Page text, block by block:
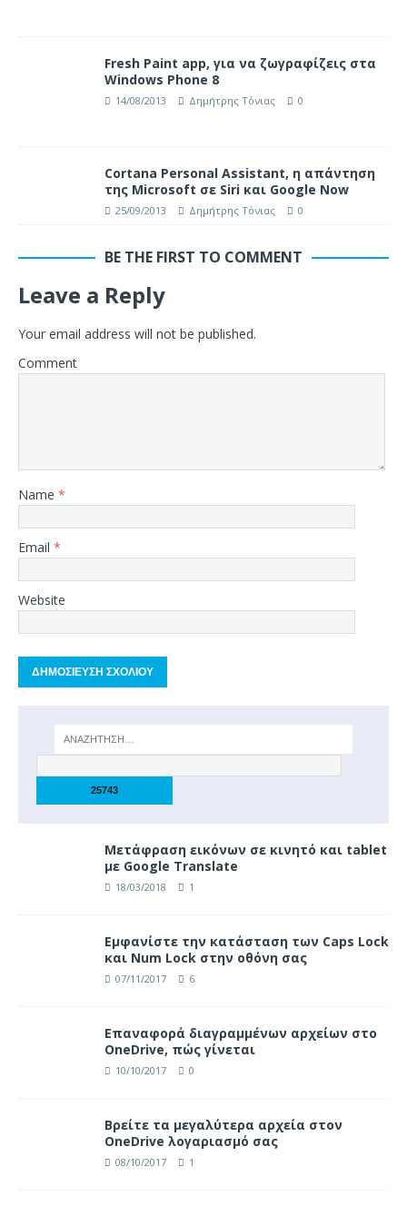
Fresh Paint app, για να ζωγραφίζεις στα
Windows Phone 8
14/08/2013 Δημήτρης Τόνιας 0
Cortana Personal Assistant, η απάντηση
της Microsoft σε Siri και Google Now
25/09/2013 Δημήτρης Τόνιας 0
BE THE FIRST TO COMMENT
Leave a Reply
Your email address will not be published.
Comment
Name *
Email *
Website
Μετάφραση εικόνων σε κινητό και tablet
με Google Translate
18/03/2018 1
Eμφανίστε την κατάσταση των Caps Lock
και Num Lock στην οθόνη σας
07/11/2017 6
Επαναφορά διαγραμμένων αρχείων στο
OneDrive, πώς γίνεται
10/10/2017 0
Βρείτε τα μεγαλύτερα αρχεία στον
OneDrive λογαριασμό σας
08/10/2017 1